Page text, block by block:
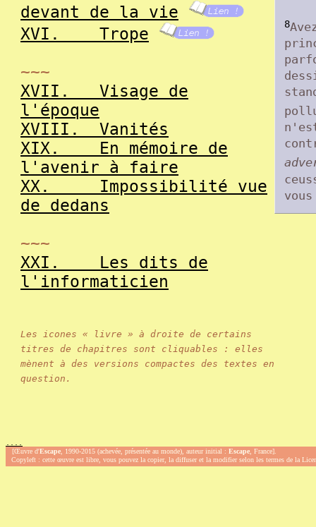
devant de la vie
XVI.
Trope
~~~
XVII.
Visage de
l'époque
XVIII.
Vanités
XIX.
En mémoire de
l'avenir à faire
XX.
Impossibilité vue
de dedans
~~~
XXI.
Les dits de
l'informaticien
8
Les icones « livre » à droite de certains
titres de chapitres sont cliquables : elles
mènent à des versions compactes des textes en
question.
[Œuvre d'Escape, 1990-2015 (achevée, présentée au monde), auteur initial :Escape, France].
Copyleft : cette œuvre est libre, vous pouvez la copier, la diffuser et la modifier selon les termes de la